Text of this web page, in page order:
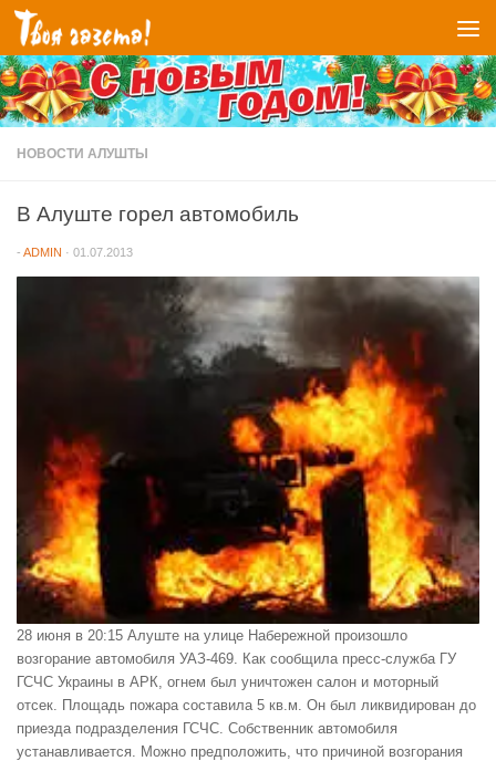
Перейти к содержимому
НОВОСТИ АЛУШТЫ
В Алуште горел автомобиль
- ADMIN · 01.07.2013
28 июня в 20:15 Алуште на улице Набережной произошло
возгорание автомобиля УАЗ-469. Как сообщила пресс-служба ГУ
ГСЧС Украины в АРК, огнем был уничтожен салон и моторный
отсек. Площадь пожара составила 5 кв.м. Он был ликвидирован до
приезда подразделения ГСЧС. Собственник автомобиля
устанавливается. Можно предположить, что причиной возгорания